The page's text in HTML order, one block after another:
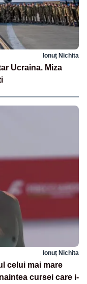
Ionuț Nichita
Ucraina. Miza
Ionuț Nichita
celui mai mare
cursei care i-